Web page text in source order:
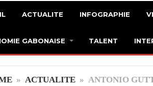
ACTUALITE INFOGRAPHIE
GABONAISE TALENT
» ACTUALITE » ANTONIO